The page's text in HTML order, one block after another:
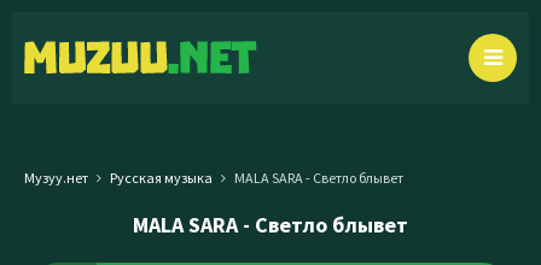
Музуу.нет Русская музыка MALA SARA - Светло блывет
MALA SARA - Светло блывет